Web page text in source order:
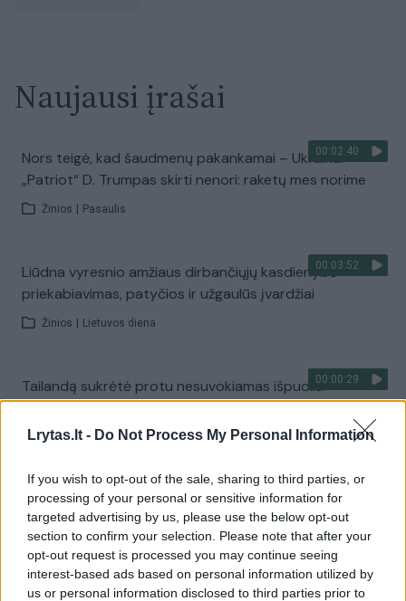
Lrytas.lt - Do Not Process My Personal Information
If you wish to opt-out of the sale, sharing to third parties, or
processing of your personal or sensitive information for
targeted advertising by us, please use the below opt-out
section to confirm your selection. Please note that after your
opt-out request is processed you may continue seeing
interest-based ads based on personal information utilized by
us or personal information disclosed to third parties prior to
Naujausi įrašai
00:02:40
Nors teigė, kad šaudmenų pakankamai – Ukrainai
„Patriot“ D. Trumpas skirti nenori: raketų mes norime
Žinios Pasaulis
00:03:52
Liūdna vyresnio amžiaus dirbančiųjų kasdienybė –
priekabiavimas, patyčios ir užgaulūs įvardžiai
Žinios Lietuvos diena
00:00:29
Tailandą sukrėtė protu nesuvokiamas išpuolis:
paauglys nušovė senelius, 3 mokytojus ir 3 moksleivius
Žinios | Pasaulis
00:02:08
Aukštaitijos pučiamųjų orkestras Nyderlanduose
apgynė čempionų vardą
Žinios | Lietuvos diena